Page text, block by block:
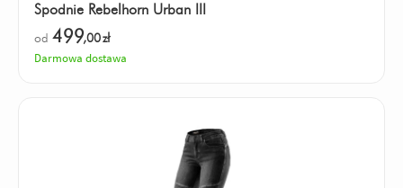
Spodnie Rebelhorn Urban III
od 499,00zł
Darmowa dostawa